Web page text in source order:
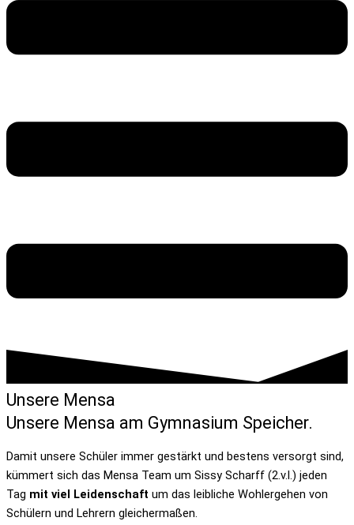
Unsere Mensa
Unsere Mensa am Gymnasium Speicher.
Damit unsere Schüler immer gestärkt und bestens versorgt sind,
kümmert sich das Mensa Team um Sissy Scharff (2.v.l.) jeden
Tag mit viel Leidenschaft um das leibliche Wohlergehen von
Schülern und Lehrern gleichermaßen.